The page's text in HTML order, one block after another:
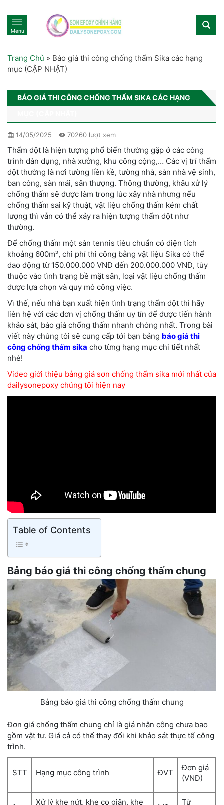
Menu
Trang Chủ » Báo giá thi công chống thấm Sika các hạng
mục (CẬP NHẬT)
BÁO GIÁ THI CÔNG CHỐNG THẤM SIKA CÁC HẠNG
14/05/2025 70260 lượt xem
Thấm dột là hiện tượng phổ biến thường gặp ở các công
trình dân dụng, nhà xưởng, khu công cộng,… Các vị trí thấm
dột thường là nơi tường liền kề, tường nhà, sàn nhà vệ sinh,
ban công, sàn mái, sân thượng. Thông thường, khâu xử lý
chống thấm sẽ được làm trong lúc xây nhà nhưng nếu
chống thấm sai kỹ thuật, vật liệu chống thấm kém chất
lượng thì vẫn có thể xảy ra hiện tượng thấm dột như
thường.
Để chống thấm một sân tennis tiêu chuẩn có diện tích
khoảng 600m², chi phí thi công bằng vật liệu Sika có thể
dao động từ 150.000.000 VNĐ đến 200.000.000 VNĐ, tùy
thuộc vào tình trạng bề mặt sân, loại vật liệu chống thấm
được lựa chọn và quy mô công việc.
Vì thế, nếu nhà bạn xuất hiện tình trạng thấm dột thì hãy
liên hệ với các đơn vị chống thấm uy tín để được tiến hành
khảo sát, báo giá chống thấm nhanh chóng nhất. Trong bài
viết này chúng tôi sẽ cung cấp tới bạn bảng báo giá thi
công chống thấm sika cho từng hạng mục chi tiết nhất
nhé!
Video giới thiệu bảng giá sơn chống thấm sika mới nhất của
dailysonepoxy chúng tôi hiện nay
Table of Contents
Bảng báo giá thi công chống thấm chung
Bảng báo giá thi công chống thấm chung
Đơn giá chống thấm chung chỉ là giá nhân công chưa bao
gồm vật tư. Giá cả có thể thay đổi khi khảo sát thực tế công
trình.
STT Hạng mục công trình ĐVT
Đơn giá
(VNĐ)
Xử lý khe nứt, khe co giãn, khe
Từ